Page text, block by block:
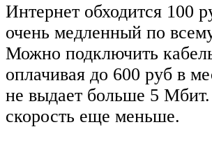
Интернет обходится 100
очень медленный по
Можно подключить
оплачивая до 600 руб в
не выдает больше 5
скорость еще меньше.